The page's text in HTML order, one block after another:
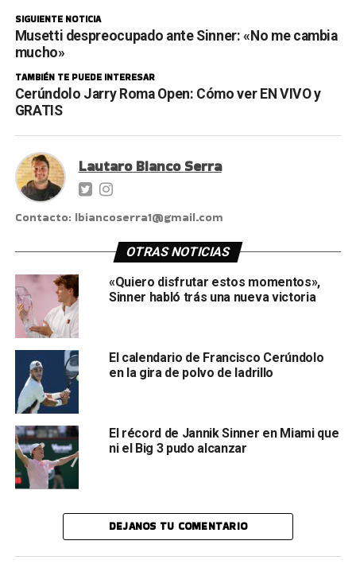
SIGUIENTE NOTICIA
Musetti despreocupado ante Sinner: «No me cambia
mucho»
TAMBIÉN TE PUEDE INTERESAR
Cerúndolo Jarry Roma Open: Cómo ver EN VIVO y
GRATIS
Lautaro Bianco Serra
Contacto: lbiancoserra1@gmail.com
OTRAS NOTICIAS
«Quiero disfrutar estos momentos»,
Sinner habló trás una nueva victoria
El calendario de Francisco Cerúndolo
en la gira de polvo de ladrillo
El récord de Jannik Sinner en Miami que
ni el Big 3 pudo alcanzar
DEJANOS TU COMENTARIO